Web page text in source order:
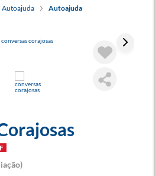
Autoajuda Autoajuda